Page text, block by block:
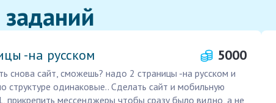
-на русском 5000
снова сайт, сможешь? надо 2 страницы -на русском и
структуре одинаковые.. Сделать сайт и мобильную
прикрепить мессенджеры чтобы сразу было видно, а не